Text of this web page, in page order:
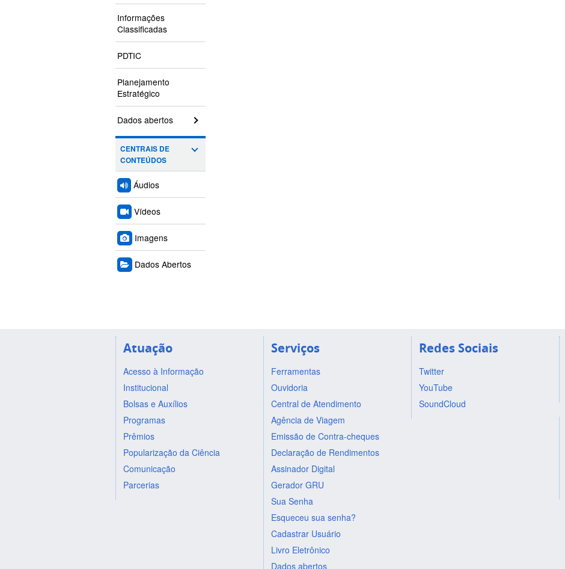
Informações
Classificadas
PDTIC
Planejamento
Estratégico
Dados abertos
CENTRAIS DE
CONTEÚDOS
Áudios
Vídeos
Imagens
Dados Abertos
Atuação
Acesso à Informação
Institucional
Bolsas e Auxílios
Programas
Prêmios
Popularização da Ciência
Comunicação
Parcerias
Serviços
Ferramentas
Ouvidoria
Central de Atendimento
Agência de Viagem
Emissão de Contra-cheques
Declaração de Rendimentos
Assinador Digital
Gerador GRU
Sua Senha
Esqueceu sua senha?
Cadastrar Usuário
Livro Eletrônico
Dados abertos
Redes Sociais
Twitter
YouTube
SoundCloud